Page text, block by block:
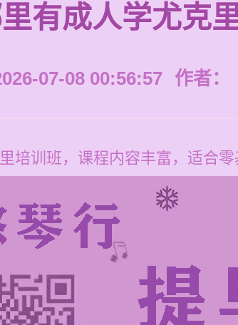
有成人学尤克
07-08 00:56:57 作者：
培训班，课程内容丰富，适合零